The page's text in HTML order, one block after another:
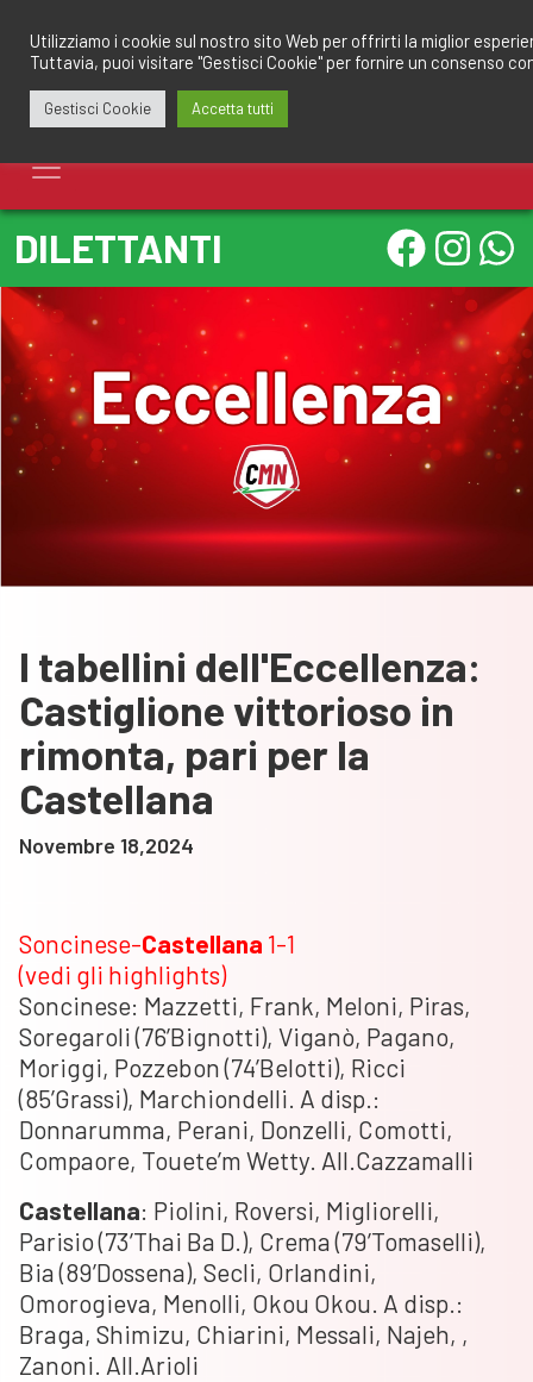
contenuto
DILETTANTI
I tabellini dell'Eccellenza:
Castiglione vittorioso in
rimonta, pari per la
Castellana
Novembre 18,2024
Soncinese-Castellana 1-1
(vedi gli highlights)
Soncinese: Mazzetti, Frank, Meloni, Piras,
Soregaroli (76’Bignotti), Viganò, Pagano,
Moriggi, Pozzebon (74’Belotti), Ricci
(85’Grassi), Marchiondelli. A disp.:
Donnarumma, Perani, Donzelli, Comotti,
Compaore, Touete’m Wetty. All.Cazzamalli
Castellana: Piolini, Roversi, Migliorelli,
Parisio (73’Thai Ba D.), Crema (79’Tomaselli),
Bia (89’Dossena), Secli, Orlandini,
Omorogieva, Menolli, Okou Okou. A disp.:
Braga, Shimizu, Chiarini, Messali, Najeh, ,
Zanoni. All.Arioli
Utilizziamo i cookie sul nostro sito Web per offrirti la miglior
Tuttavia, puoi visitare "Gestisci Cookie" per fornire un consenso
Gestisci Cookie Accetta tutti